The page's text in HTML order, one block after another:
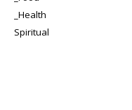
_Health
Spiritual